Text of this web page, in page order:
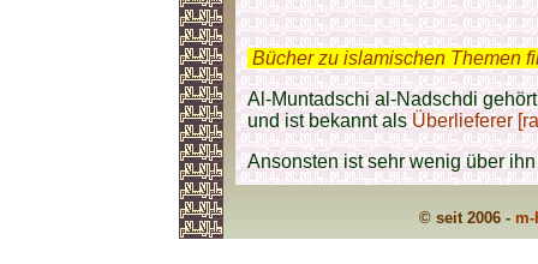
Bücher zu islamischen Themen
Al-Muntadschi al-Nadschdi
und ist bekannt alsÜberlieferer
Ansonsten ist sehr wenig über
© seit 2006 -